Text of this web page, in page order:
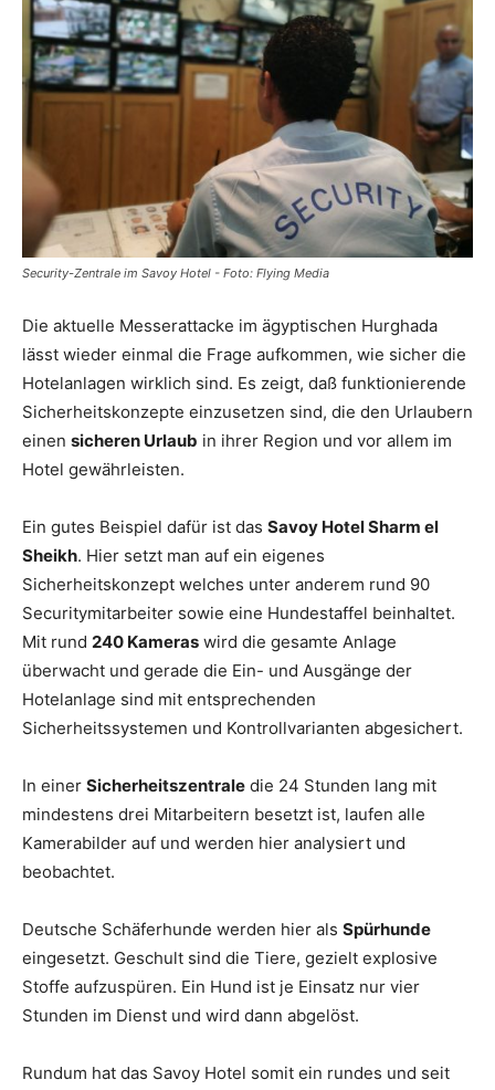
Reiseempfehlungen.
Security-Zentrale im Savoy Hotel - Foto: Flying Media
Die aktuelle Messerattacke im ägyptischen Hurghada
lässt wieder einmal die Frage aufkommen, wie sicher die
Hotelanlagen wirklich sind. Es zeigt, daß funktionierende
Sicherheitskonzepte einzusetzen sind, die den Urlaubern
einen sicheren Urlaub in ihrer Region und vor allem im
Hotel gewährleisten.
Ein gutes Beispiel dafür ist das Savoy Hotel Sharm el
Sheikh. Hier setzt man auf ein eigenes
Sicherheitskonzept welches unter anderem rund 90
Securitymitarbeiter sowie eine Hundestaffel beinhaltet.
Mit rund 240 Kameras wird die gesamte Anlage
überwacht und gerade die Ein- und Ausgänge der
Hotelanlage sind mit entsprechenden
Sicherheitssystemen und Kontrollvarianten abgesichert.
In einer Sicherheitszentrale die 24 Stunden lang mit
mindestens drei Mitarbeitern besetzt ist, laufen alle
Kamerabilder auf und werden hier analysiert und
beobachtet.
Deutsche Schäferhunde werden hier als Spürhunde
eingesetzt. Geschult sind die Tiere, gezielt explosive
Stoffe aufzuspüren. Ein Hund ist je Einsatz nur vier
Stunden im Dienst und wird dann abgelöst.
Rundum hat das Savoy Hotel somit ein rundes und seit